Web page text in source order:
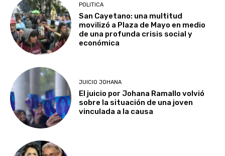
POLITICA
San Cayetano: una multitud
movilizó a Plaza de Mayo en medio
de una profunda crisis social y
económica
JUICIO JOHANA
El juicio por Johana Ramallo volvió
sobre la situación de una joven
vinculada a la causa